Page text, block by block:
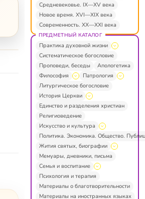
Средневековье. IX—XV века
Новое время. XVI—XIX века
Современность. XX—XXI века
ПРЕДМЕТНЫЙ КАТАЛОГ
Практика духовной жизни
Систематическое богословие
Проповеди, беседы
Апологетика
Философия
Патрология
Литургическое богословие
История Церкви
Единство и разделения христиан
Религиоведение
Искусство и культура
Политика. Экономика. Общество.
Жития святых, биографии
Мемуары, дневники, письма
Семья и воспитание
Психология и терапия
Материалы о благотворительности
Материалы на иностранных языках